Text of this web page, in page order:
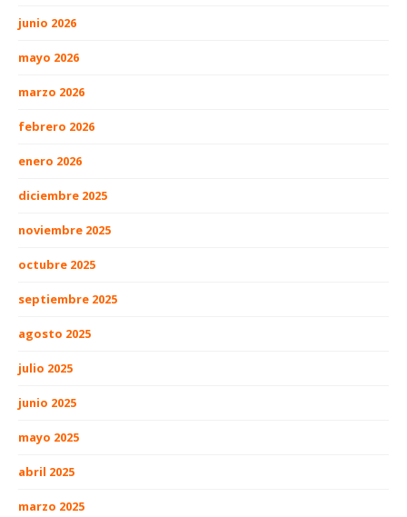
junio 2026
mayo 2026
marzo 2026
febrero 2026
enero 2026
diciembre 2025
noviembre 2025
octubre 2025
septiembre 2025
agosto 2025
julio 2025
junio 2025
mayo 2025
abril 2025
marzo 2025